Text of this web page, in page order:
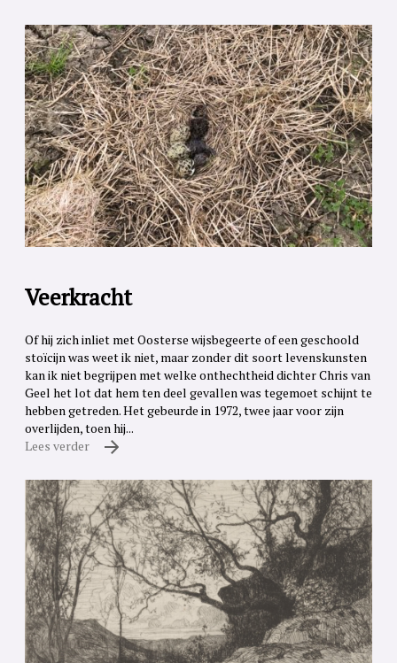
Veerkracht
Of hij zich inliet met Oosterse wijsbegeerte of een geschoold
stoïcijn was weet ik niet, maar zonder dit soort levenskunsten
kan ik niet begrijpen met welke onthechtheid dichter Chris van
Geel het lot dat hem ten deel gevallen was tegemoet schijnt te
hebben getreden. Het gebeurde in 1972, twee jaar voor zijn
overlijden, toen hij...
Lees verder